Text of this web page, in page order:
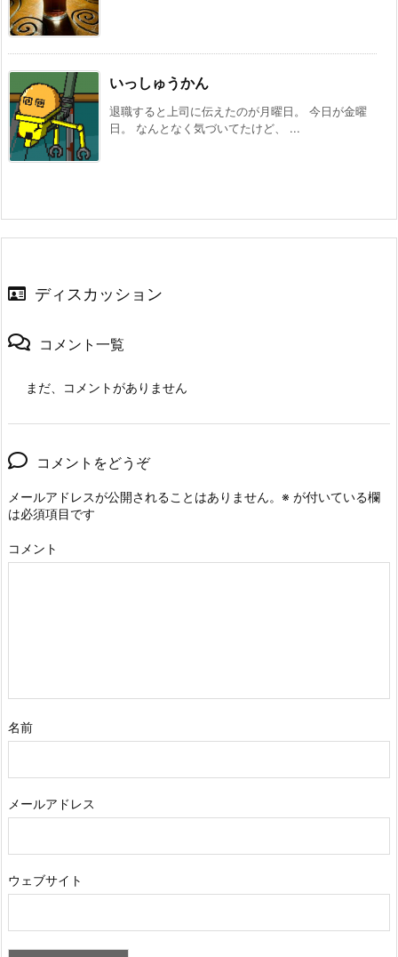
いっしゅうかん
退職すると上司に伝えたのが月曜日。 今日が金曜
日。 なんとなく気づいてたけど、 ...
ディスカッション
コメント一覧
まだ、コメントがありません
コメントをどうぞ
メールアドレスが公開されることはありません。 ※ が付いている欄
は必須項目です
コメント
名前
メールアドレス
ウェブサイト